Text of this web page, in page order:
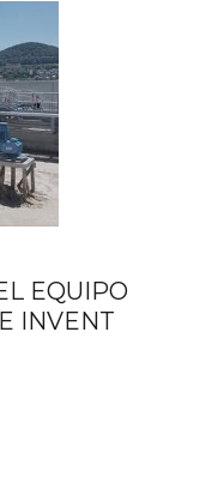
EQUIPO
INVENT